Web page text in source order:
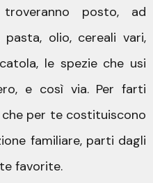
posto, ad
pasta, olio, cereali vari,
le spezie che usi
e così via. Per farti
che per te costituiscono
familiare, parti dagli
favorite.